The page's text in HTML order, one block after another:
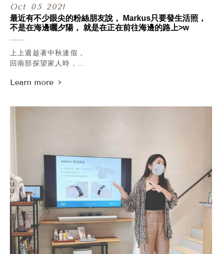
專人服務諮詢專線：02-2322-3666
Oct 05 2021
最近有不少眼尖的粉絲朋友說， Markus只要發生活照，
不是在海邊曬夕陽， 就是在正在前往海邊的路上>w
上上週趁著中秋連假，
回南部探望家人時，
本來是想帶不點到墾丁玩沙的，
就決定省去塞車的時間，
莫過於新冠的口服藥終於問世啦！
雖然價格不斐，
卻也表示世界正在往後疫情時代邁進，
但願一切能逐步回歸到軌道上~~
至少希望下次拍照的時候，
我們可以無憂無慮地把口罩拿掉一會兒，
對著鏡頭展露久違的快樂笑容:)
貼心提醒：國慶連假週日公休，
週六週一照常營業⁄(⁄ ⁄ ⁄ω⁄ ⁄ ⁄)⁄